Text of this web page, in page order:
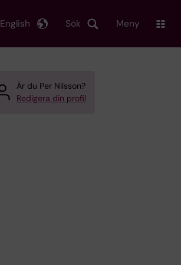
Sök
English Meny
Är du Per Nilsson?
Redigera din profil